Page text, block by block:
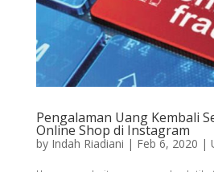
Pengalaman Uang Kembali
Online Shop di Instagram
by Indah Riadiani | Feb 6, 2020 |